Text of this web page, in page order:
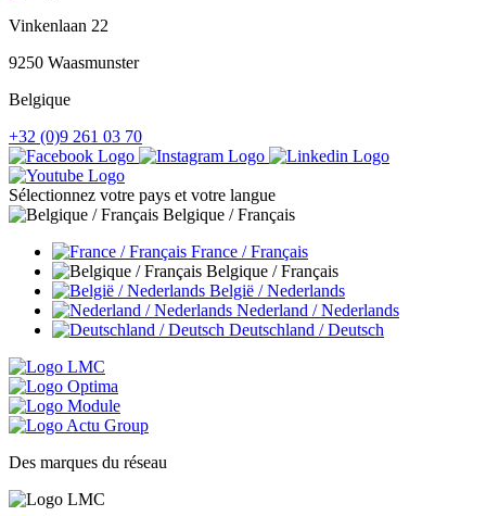
Vinkenlaan 22
9250 Waasmunster
Belgique
+32 (0)9 261 03 70
Sélectionnez votre pays et votre langue
Belgique / Français
France / Français
Belgique / Français
België / Nederlands
Nederland / Nederlands
Deutschland / Deutsch
Des marques du réseau